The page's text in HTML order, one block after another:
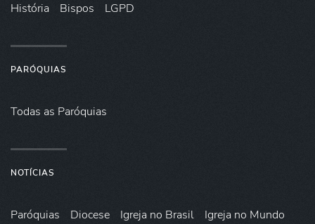
História Bispos LGPD
PARÓQUIAS
Todas as Paróquias
NOTÍCIAS
Paróquias Diocese Igreja no Brasil
Igreja no Mundo